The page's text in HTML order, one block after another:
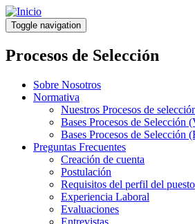
Pasar
al
contenido
principal
Toggle navigation
Procesos de Selección
Sobre Nosotros
Normativa
Nuestros Procesos de
Bases Procesos de Selección
Bases Procesos de Selección
Preguntas Frecuentes
Creación de cuenta
Postulación
Requisitos del perfil del puesto
Experiencia Laboral
Evaluaciones
Entrevistas